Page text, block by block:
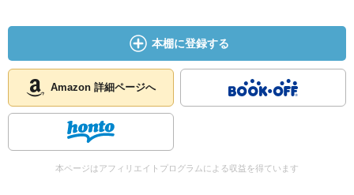
本棚に登録する
Amazon 詳細ページへ
本ページはアフィリエイトプログラムによる収益を得ています